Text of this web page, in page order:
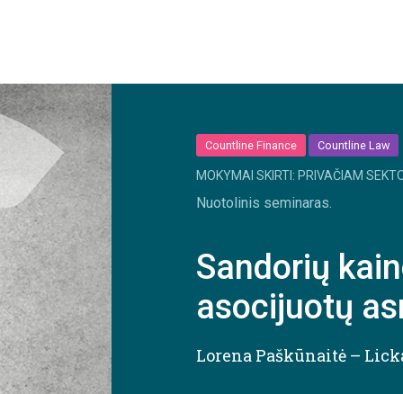
Countline Finance Countline Law
MOKYMAI SKIRTI: PRIVAČIAM
Nuotolinis seminaras.
Sandorių
asocijuotų
Lorena Paškūnaitė –